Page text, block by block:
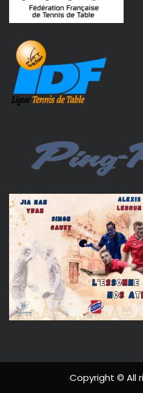
Copyright © All